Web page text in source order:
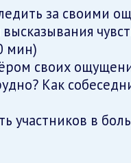
за своими
мин)
своих
Как
участников в